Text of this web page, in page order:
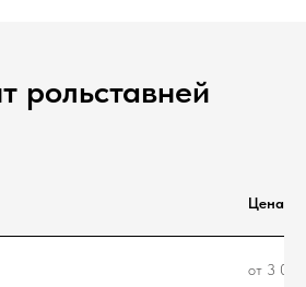
рольставней
Цена
от 3